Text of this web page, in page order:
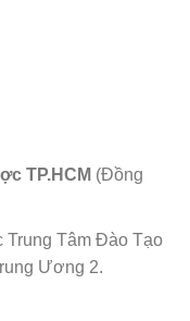
TP.HCM (Đồng
Trung Tâm Đào Tạo
Ương 2.